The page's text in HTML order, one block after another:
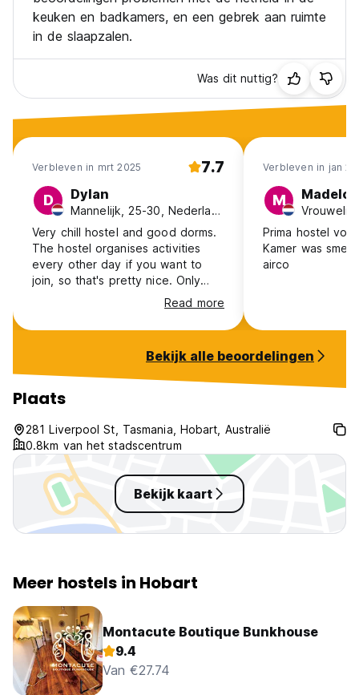
keuken en badkamers, en een gebrek aan ruimte
in de slaapzalen.
Was dit nuttig?
Verbleven in mrt 2025 7.7
D Dylan
Mannelijk, 25-30, Nederland
Very chill hostel and good dorms.
The hostel organises activities
every other day if you want to
join, so that's pretty nice. Only
downsides would be that people
didn't really clean up after
themselves in the kitchen, and the
Would recommend the hostel
since it's an easy going vibe to
meet other people with friendly
staff as well!!!
Read more
Verbleven in jan
M Madelon
Prima hostel
Kamer was
airco
Bekijk alle beoordelingen
Plaats
281 Liverpool St, Tasmania, Hobart, Australië
0.8km van het stadscentrum
Bekijk kaart
Meer hostels in Hobart
Montacute Boutique Bunkhouse
9.4
Van €27.74